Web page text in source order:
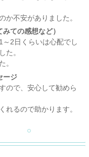
か不安がありました。
ての感想など）
2日くらいは心配でし
た。
。
ージ
ので、安心して勧めら
れるので助かります。